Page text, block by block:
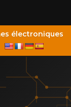
électroniques